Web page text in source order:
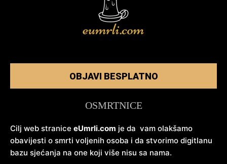
OBJAVI BESPLATNO
OSMRTNICE
Cilj web stranice eUmrli.com je da vam olakšamo
obavijesti o smrti voljenih osoba i da stvorimo digitlanu
bazu sjećanja na one koji više nisu sa nama.